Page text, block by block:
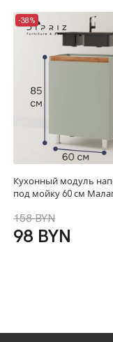
-38%
Кухонный модуль
под мойку 60 см
зеленый самшит,
158 BYN
98 BYN